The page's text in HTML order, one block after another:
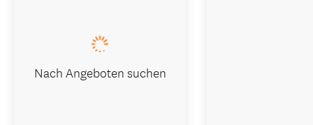
Nach Angeboten suchen